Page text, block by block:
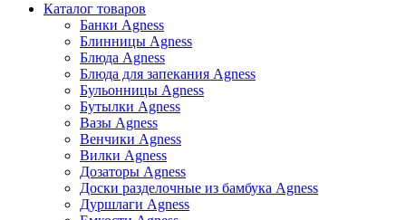
Каталог товаров
Банки Agness
Блинницы Agness
Блюда Agness
Блюда для запекания Agness
Бульонницы Agness
Бутылки Agness
Вазы Agness
Венчики Agness
Вилки Agness
Дозаторы Agness
Доски разделочные из бамбука Agness
Дуршлаги Agness